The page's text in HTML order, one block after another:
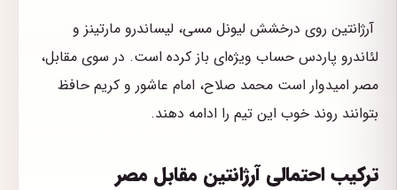
آرژانتین روی درخشش لیونل مسی، لیساندرو مارتینز و
لئاندرو پاردس حساب ویژه‌ای باز کرده است. در سوی مقابل،
مصر امیدوار است محمد صلاح، امام عاشور و کریم حافظ
بتوانند روند خوب این تیم را ادامه دهند.
ترکیب احتمالی آرژانتین مقابل مصر